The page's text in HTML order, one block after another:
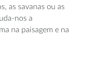
as savanas ou as
nos a
na paisagem e na